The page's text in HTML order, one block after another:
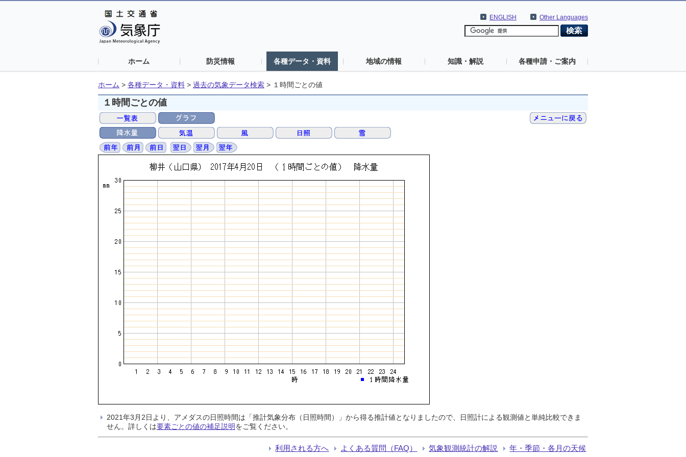
Other Languages
ENGLISH
ホーム 防災情報 各種データ・資料 地域の情報 知識・解説 各種申請・ご案内
ホーム > 各種データ・資料 > 過去の気象データ検索 > １時間ごとの値
１時間ごとの値
2021年3月2日より、アメダスの日照時間は「推計気象分布（日照時間）」から得る推計値となりましたので、日照計による観測値と単純比較できま
せん。詳しくは要素ごとの値の補足説明をご覧ください。
利用される方へ よくある質問（FAQ） 気象観測統計の解説 年・季節・各月の天候